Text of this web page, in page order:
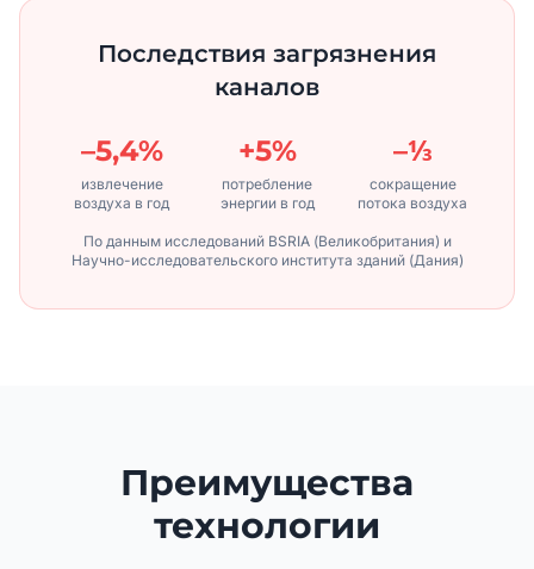
Последствия загрязнения
каналов
–5,4%
извлечение
воздуха в год
+5%
потребление
энергии в год
–⅓
сокращение
потока воздуха
По данным исследований BSRIA (Великобритания) и
Научно-исследовательского института зданий (Дания)
Преимущества
технологии